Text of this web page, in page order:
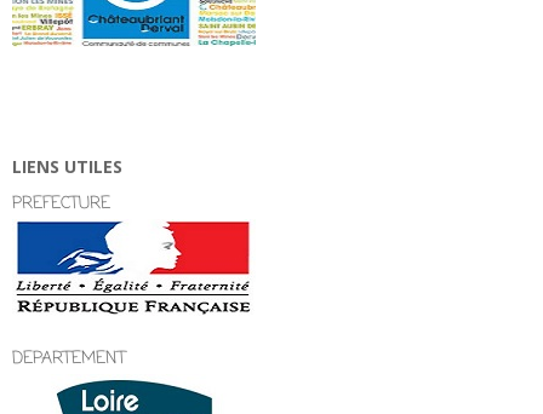
LIENS UTILES
PREFECTURE
DEPARTEMENT